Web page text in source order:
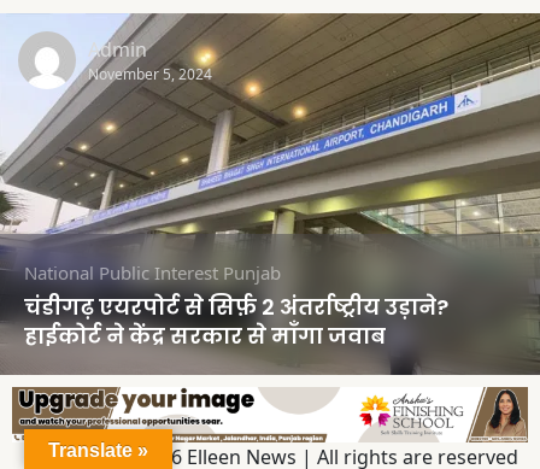
Admin
November 5, 2024
National Public Interest Punjab
चंडीगढ़ एयरपोर्ट से सिर्फ़ 2 अंतर्राष्ट्रीय उड़ाने?
हाईकोर्ट ने केंद्र सरकार से माँगा जवाब
Copyright © 2026 Elleen News | All rights are reserved
Translate »